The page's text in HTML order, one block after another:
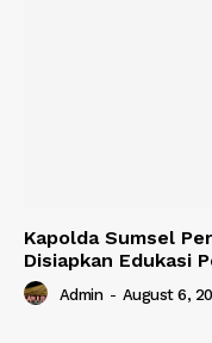
Kapolda Sumsel
Disiapkan Edukasi
Admin - August 6,